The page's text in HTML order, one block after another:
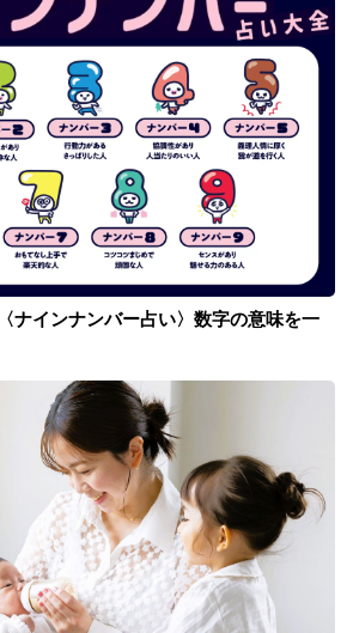
ナインナンバー占い〉数字の意味を一